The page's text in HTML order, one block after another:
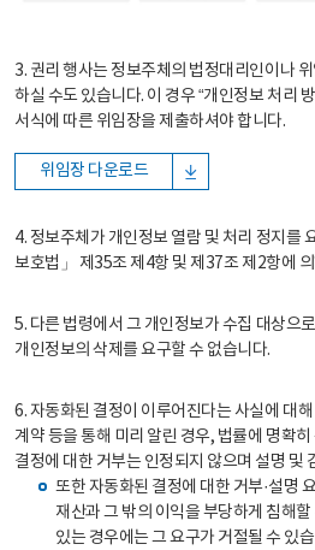
3. 권리 행사는 정보주체의 법정대리인이나
하실 수도 있습니다. 이 경우 “개인정보 처리
서식에 따른 위임장을 제출하셔야 합니다.
위임장 다운로드
4. 정보주체가 개인정보 열람 및 처리 정지를
보호법」 제35조 제4항 및 제37조 제2항에
5. 다른 법령에서 그 개인정보가 수집 대상으
개인정보의 삭제를 요구할 수 없습니다.
6. 자동화된 결정이 이루어진다는 사실에 대
계약 등을 통해 미리 알린 경우, 법률에 명확
결정에 대한 거부는 인정되지 않으며 설명 및
또한 자동화된 결정에 대한 거부·설명
재산과 그 밖의 이익을 부당하게 침해
있는 경우에는 그 요구가 거절될 수 있